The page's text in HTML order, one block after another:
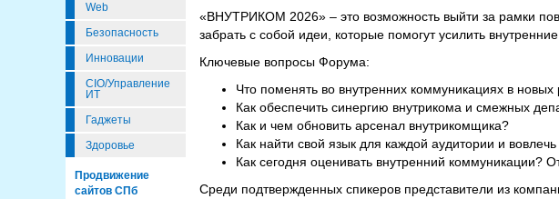
Web
Безопасность
Инновации
CIO/Управление
ИТ
Гаджеты
Здоровье
Продвижение
сайтов СПб
«ВНУТРИКОМ 2026» – это возможность выйти за рамки
забрать с собой идеи, которые помогут усилить
Ключевые вопросы Форума:
Что поменять во внутренних коммуникациях в новых
Как обеспечить синергию внутрикома и смежных
Как и чем обновить арсенал внутрикомщика?
Как найти свой язык для каждой аудитории и
Как сегодня оценивать внутренний коммуникации?
Среди подтвержденных спикеров представители из